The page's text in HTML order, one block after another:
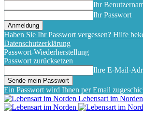
Ihr
Ihr Passwort
Haben Sie Ihr Passwort vergessen? Hilfe
Datenschutzerklärung
Passwort-Wiederherstellung
Passwort zurücksetzen
Ihre E-Mail-
Ein Passwort wird Ihnen per Email
Lebensart im Norden